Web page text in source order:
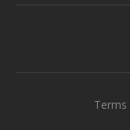
Terms